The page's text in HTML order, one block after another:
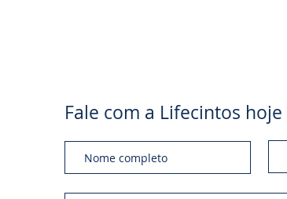
Fale com a Lifecintos